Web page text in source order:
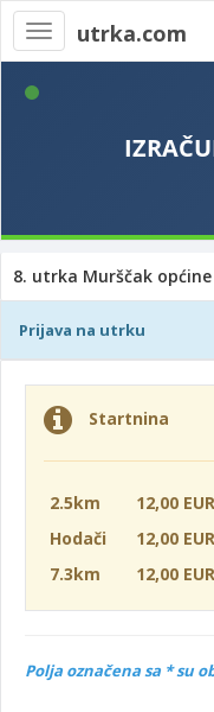
Toggle
navigation
utrka.com
8. utrka Murščak
Prijava na utrku
Startnina
2.5km
12,00 EUR
Hodači
12,00 EUR
7.3km
12,00 EUR
Polja označena sa * su